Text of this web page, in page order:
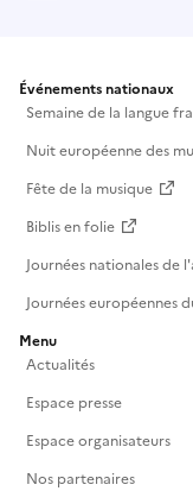
Événements nationaux
Semaine de la langue
Nuit européenne des
Fête de la musique
Biblis en folie
Journées nationales de
Journées européennes
Menu
Actualités
Espace presse
Espace organisateurs
Nos partenaires